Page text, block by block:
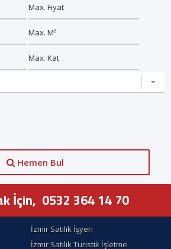
Hemen Bul
İçin, 0532 364 14 70
İzmir Satılık İşyeri
İzmir Satılık Turistik İşletme